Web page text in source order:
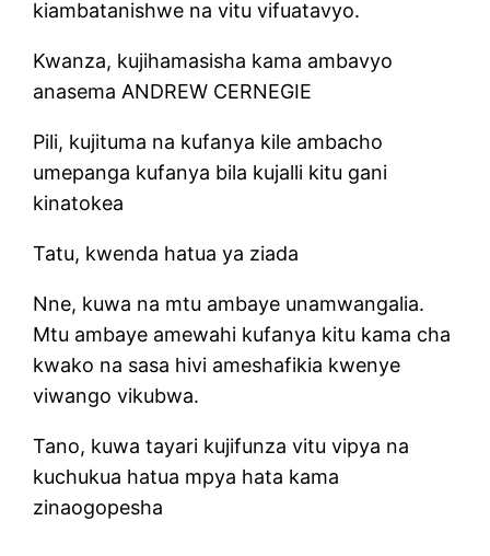
kiambatanishwe na vitu vifuatavyo.
Kwanza, kujihamasisha kama ambavyo
anasema ANDREW CERNEGIE
Pili, kujituma na kufanya kile ambacho
umepanga kufanya bila kujalli kitu gani
kinatokea
Tatu, kwenda hatua ya ziada
Nne, kuwa na mtu ambaye unamwangalia.
Mtu ambaye amewahi kufanya kitu kama cha
kwako na sasa hivi ameshafikia kwenye
viwango vikubwa.
Tano, kuwa tayari kujifunza vitu vipya na
kuchukua hatua mpya hata kama
zinaogopesha